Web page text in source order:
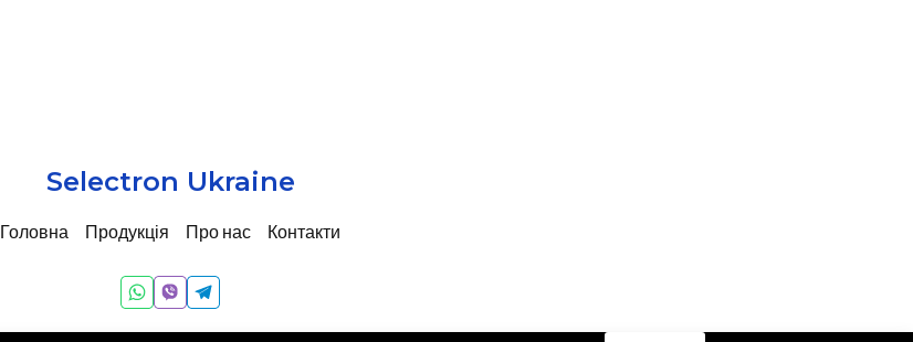
Selectron Ukraine
Головна Продукція Про нас Контакти